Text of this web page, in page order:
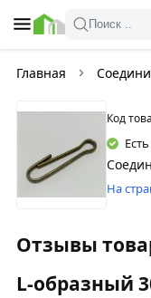
Поиск ..
Главная
Код
На
Отзывы
L-образный